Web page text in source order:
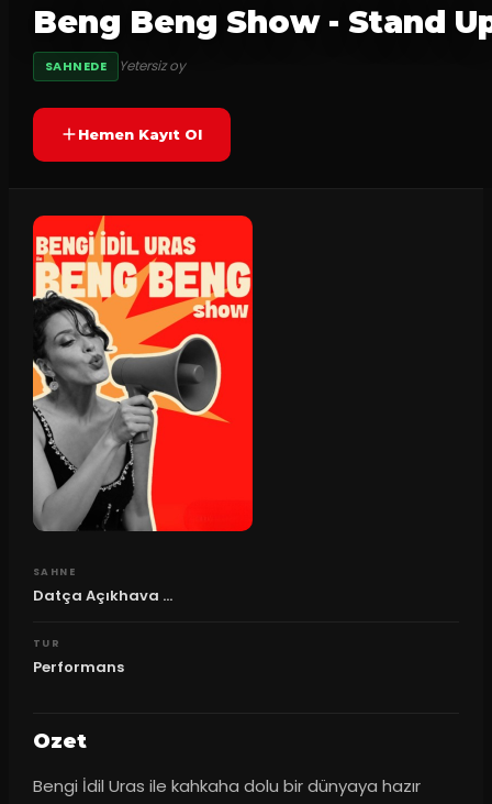
Beng Beng Show - Stand
SAHNEDE Yetersiz oy
Hemen Kayıt Ol
SAHNE
Datça Açıkhava ...
TUR
Performans
Ozet
Bengi İdil Uras ile kahkaha dolu bir dünyaya hazır